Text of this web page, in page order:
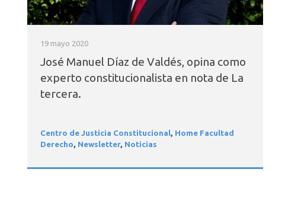
19 mayo 2020
José Manuel Díaz de Valdés, opina como
experto constitucionalista en nota de La
tercera.
Centro de Justicia Constitucional, Home Facultad
Derecho, Newsletter, Noticias